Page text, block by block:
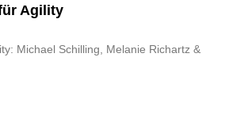
Agility
Michael Schilling, Melanie Richartz &